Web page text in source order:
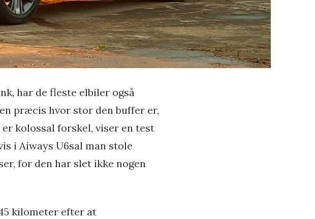
har de fleste elbiler også
præcis hvor stor den buffer er,
kolossal forskel, viser en test
i Aiways U6sal man stole
for den har slet ikke nogen
kilometer efter at